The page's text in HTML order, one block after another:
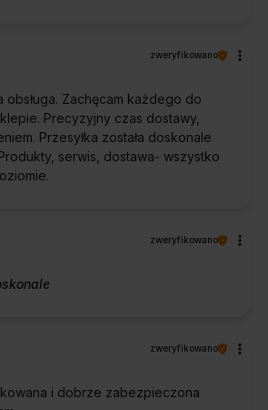
zweryfikowano
obsługa. Zachęcam każdego do
Precyzyjny czas dostawy,
Przesyłka została doskonale
serwis, dostawa- wszystko
zweryfikowano
zweryfikowano
i dobrze zabezpieczona